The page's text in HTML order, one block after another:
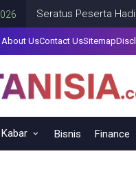
Seratus Peserta Hadiri Milad
About UsContact UsSitemap
Kabar Bisnis Finance